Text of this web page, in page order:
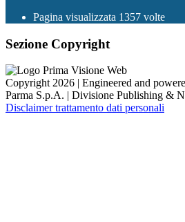
Pagina visualizzata 1357 volte
Sezione Copyright
Copyright 2026 | Engineered and
Parma S.p.A. | Divisione Publishing &
Disclaimer trattamento dati personali